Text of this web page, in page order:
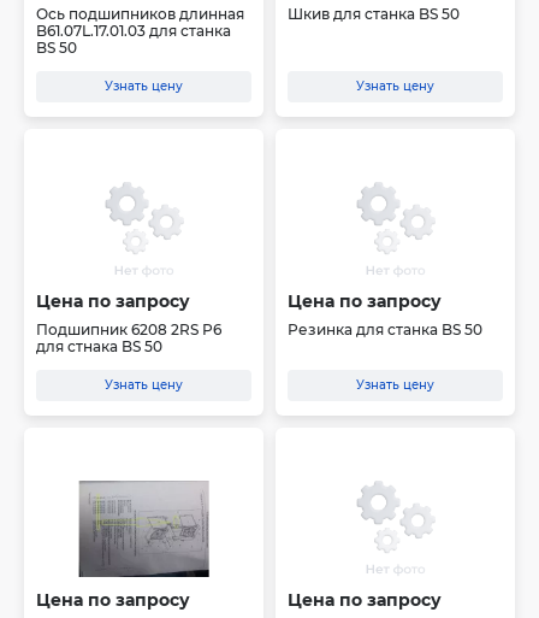
Ось подшипников длинная
B61.07L.17.01.03 для станка
BS 50
Узнать цену
Шкив для станка BS 50
Узнать цену
Цена по запросу
Подшипник 6208 2RS Р6
для стнака BS 50
Узнать цену
Цена по запросу
Резинка для станка BS 50
Узнать цену
Цена по запросу Цена по запросу